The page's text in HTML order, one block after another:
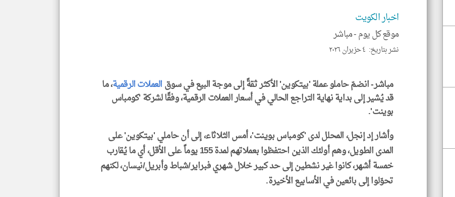
اخبار الكويت
موقع كل يوم -مباشر
نشر بتاريخ: ٤ حزيران ٢٠٢٦
مباشر- انضمّ حاملو عملة 'بيتكوين' الأكثر ثقةً إلى موجة البيع في سوقالعملات الرقمية، ما
قد يُشير إلى بداية نهاية التراجع الحالي في أسعار العملات الرقمية، وفقًا لشركة 'كومباس
بوينت'.
وأشار إد إنجل، المحلل لدى 'كومباس بوينت'، أمس الثلاثاء، إلى أن حاملي 'بيتكوين' على
المدى الطويل، وهم أولئك الذين احتفظوا بعملاتهم لمدة 155 يوماً على الأقل، أي ما يُقارب
خمسة أشهر، كانوا غير نشطين إلى حد كبير خلال شهري فبراير/شباط وأبريل/نيسان، لكنهم
تحوّلوا إلى بائعين في الأسابيع الأخيرة.
klyoum.com